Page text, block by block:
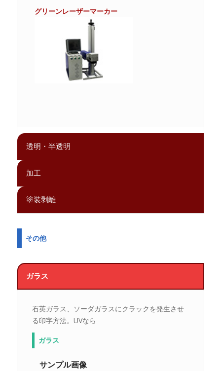
グリーンレーザーマーカー
透明・半透明
加工
塗装剥離
その他
ガラス
石英ガラス、ソーダガラスにクラックを発生させ
る印字方法。UVなら
ガラス
サンプル画像